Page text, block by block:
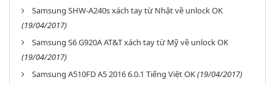
Samsung SHW-A240s xách tay từ Nhật về unlock OK
(19/04/2017)
Samsung S6 G920A AT&T xách tay từ Mỹ về unlock OK
(19/04/2017)
Samsung A510FD A5 2016 6.0.1 Tiếng Việt OK(19/04/2017)